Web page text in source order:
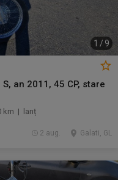
1 / 9
an 2011, 45 CP, stare
km | lanț
Galati, GL
2 aug.